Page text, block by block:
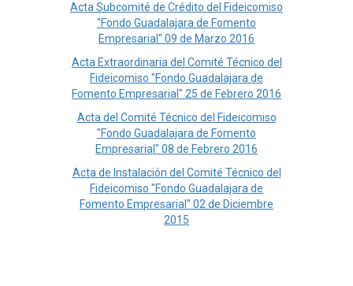
Acta Subcomité de Crédito del Fideicomiso
"Fondo Guadalajara de Fomento
Empresarial" 09 de Marzo 2016
Acta Extraordinaria del Comité Técnico del
Fideicomiso "Fondo Guadalajara de
Fomento Empresarial" 25 de Febrero 2016
Acta del Comité Técnico del Fideicomiso
"Fondo Guadalajara de Fomento
Empresarial" 08 de Febrero 2016
Acta de Instalación del Comité Técnico del
Fideicomiso "Fondo Guadalajara de
Fomento Empresarial" 02 de Diciembre
2015